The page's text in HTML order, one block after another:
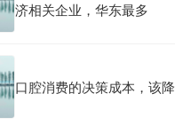
济相关企业，华东最多
口腔消费的决策成本，该